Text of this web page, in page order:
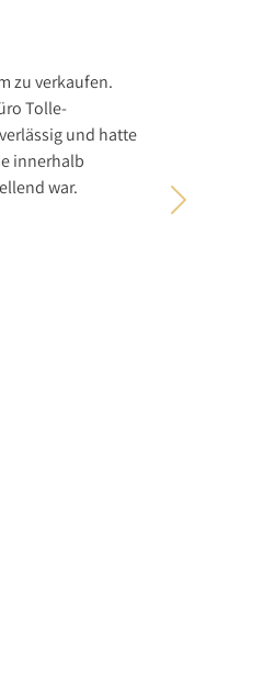
zu verkaufen.
Tolle-
und hatte
innerhalb
war.